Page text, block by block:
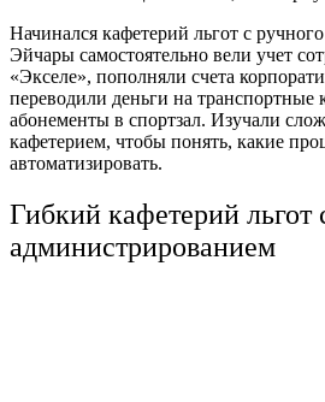
Начинался кафетерий льгот с
Эйчары самостоятельно вели учет
«Экселе», пополняли счета
переводили деньги на транспортные
абонементы в спортзал. Изучали
кафетерием, чтобы понять, какие
автоматизировать.
Гибкий кафетерий
администрированием